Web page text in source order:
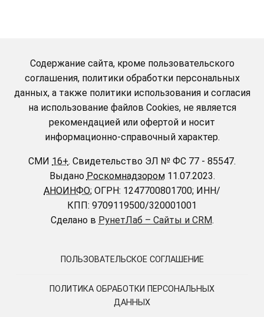
Содержание сайта, кроме пользовательского
соглашения, политики обработки персональных
данных, а также политики использования и согласия
на использование файлов Cookies, не является
рекомендацией или офертой и носит
информационно-справочный характер.
СМИ 16+. Свидетельство ЭЛ № ФС 77 - 85547.
Выдано Роскомнадзором11.07.2023.
АНОИНФО; ОГРН: 1247700801700; ИНН/
КПП: 9709119500/320001001
Сделано в РунетЛаб – Сайты и CRM.
ПОЛЬЗОВАТЕЛЬСКОЕ СОГЛАШЕНИЕ
ПОЛИТИКА ОБРАБОТКИ ПЕРСОНАЛЬНЫХ
ДАННЫХ